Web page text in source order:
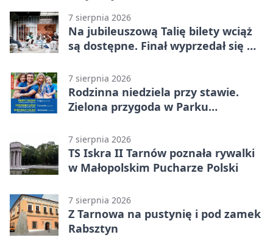
7 sierpnia 2026
Na jubileuszową Talię bilety wciąż
są dostępne. Finał wyprzedał się w
7 sierpnia 2026
Rodzinna niedziela przy stawie.
Zielona przygoda w Parku
7 sierpnia 2026
TS Iskra II Tarnów poznała rywalki
w Małopolskim Pucharze Polski
7 sierpnia 2026
Z Tarnowa na pustynię i pod zamek
Rabsztyn